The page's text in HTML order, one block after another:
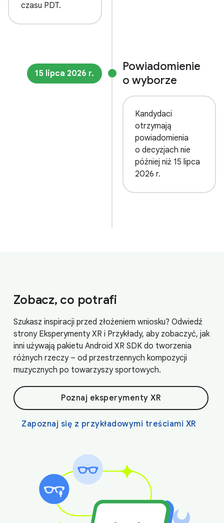
czasu PDT.
15 lipca 2026 r.
Powiadomienie
o wyborze
Kandydaci
otrzymają
powiadomienia
o decyzjach nie
później niż 15 lipca
2026 r.
Zobacz, co potrafi
Szukasz inspiracji przed złożeniem wniosku? Odwiedź
strony Eksperymenty XR i Przykłady, aby zobaczyć, jak
inni używają pakietu Android XR SDK do tworzenia
różnych rzeczy – od przestrzennych kompozycji
muzycznych po towarzyszy sportowych.
Poznaj eksperymenty XR
Zapoznaj się z przykładowymi treściami XR